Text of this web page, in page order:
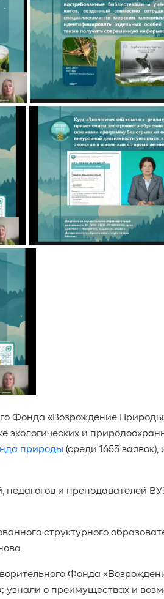
Фонда «Возрождение
и
природы (среди 1653
и преподавателей
структурного
Фонда
узнали о преимуществах и